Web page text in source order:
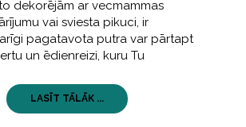
dekorējām ar vecmammas
vai sviesta pikuci, ir
pagatavota putra var pārtapt
un ēdienreizi, kuru Tu
LASĪT TĀLĀK ...